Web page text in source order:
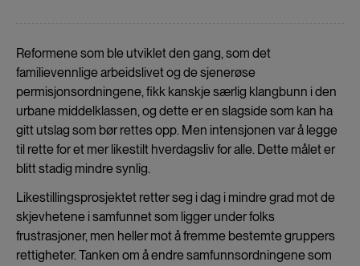
Reformene som ble utviklet den gang, som det
familievennlige arbeidslivet og de sjenerøse
permisjonsordningene, fikk kanskje særlig klangbunn i den
urbane middelklassen, og dette er en slagside som kan ha
gitt utslag som bør rettes opp. Men intensjonen var å legge
til rette for et mer likestilt hverdagsliv for alle. Dette målet er
blitt stadig mindre synlig.
Likestillingsprosjektet retter seg i dag i mindre grad mot de
skjevhetene i samfunnet som ligger under folks
frustrasjoner, men heller mot å fremme bestemte gruppers
rettigheter. Tanken om å endre samfunnsordningene som